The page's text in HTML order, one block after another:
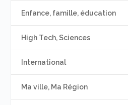
Enfance, famille, éducation
High Tech, Sciences
International
Ma ville, Ma Région